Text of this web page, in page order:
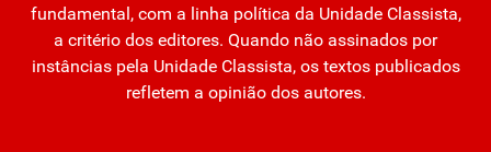
fundamental, com a linha política da Unidade Classista,
a critério dos editores. Quando não assinados por
instâncias pela Unidade Classista, os textos publicados
refletem a opinião dos autores.